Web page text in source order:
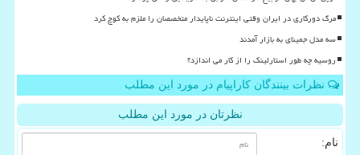
مرگ دورکاری در ایران وقتی اینترنت ناپایدار متخصصان را ملزم به کوچ کرد
سه مدل جمینای به بازار آمدند
روسیه چه طور استارلینک را از کار می اندازد؟
نظرات بینندگان کاراپیام در مورد این مطلب
نظرتان در مورد این مطلب
نام: